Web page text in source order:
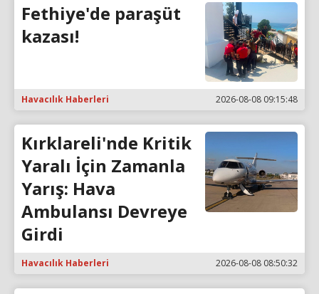
Fethiye'de paraşüt
kazası!
Havacılık Haberleri 2026-08-08 09:15:48
Kırklareli'nde Kritik
Yaralı İçin Zamanla
Yarış: Hava
Ambulansı Devreye
Girdi
Havacılık Haberleri 2026-08-08 08:50:32